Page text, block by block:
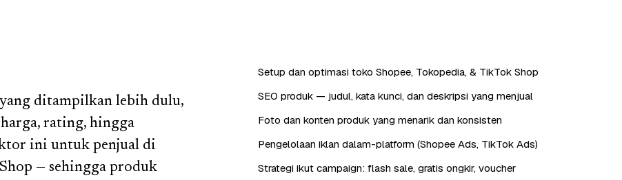
ditampilkan lebih dulu,
rating, hingga
ini untuk penjual di
— sehingga produk
Setup dan optimasi toko Shopee, Tokopedia, & TikTok Shop
SEO produk — judul, kata kunci, dan deskripsi yang menjual
Foto dan konten produk yang menarik dan konsisten
Pengelolaan iklan dalam-platform (Shopee Ads, TikTok Ads)
Strategi ikut campaign: flash sale, gratis ongkir, voucher